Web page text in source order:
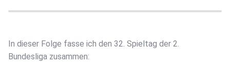
In dieser Folge fasse ich den 32. Spieltag der 2.
Bundesliga zusammen: